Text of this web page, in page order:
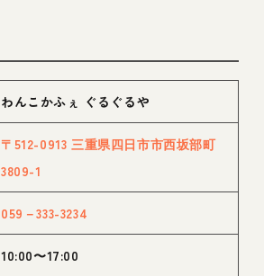
わんこかふぇ ぐるぐるや
〒512-0913 三重県四日市市西坂部町
3809-1
059－333-3234
10:00〜17:00